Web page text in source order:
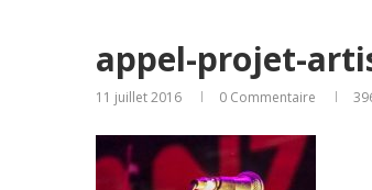
appel-projet-
11 juillet 2016 0 Commentaire